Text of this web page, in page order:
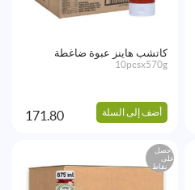
كاتشب هاينز عبوة ضاغطة
10pcsx570g
أضف إلى السلة 171.80
احصل
على
نقاط